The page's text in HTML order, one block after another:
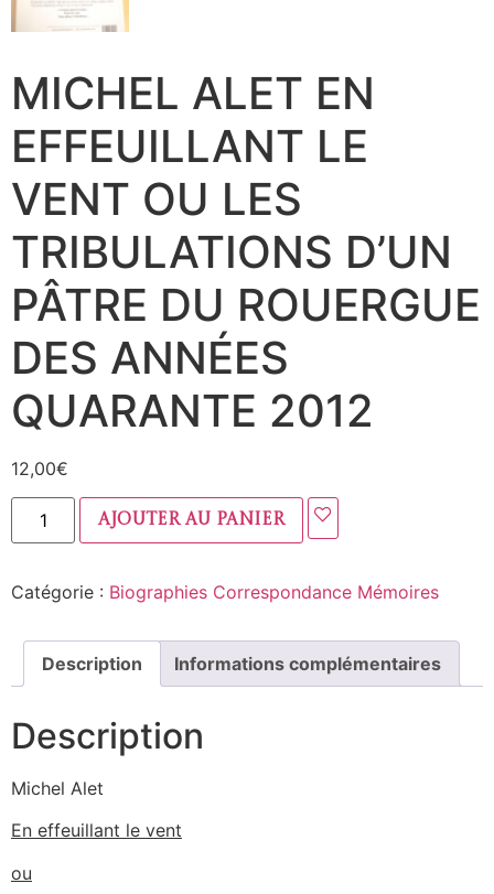
MICHEL ALET EN
EFFEUILLANT LE
VENT OU LES
TRIBULATIONS D’UN
PÂTRE DU ROUERGUE
DES ANNÉES
QUARANTE 2012
12,00€
Ajouter au panier
Catégorie : Biographies Correspondance Mémoires
Description Informations complémentaires
Description
Michel Alet
En effeuillant le vent
ou